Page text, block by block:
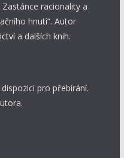
Zastánce racionality a
hnutí“. Autor
a dalších knih.
pro přebírání.